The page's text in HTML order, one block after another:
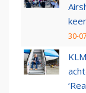
keer
30-